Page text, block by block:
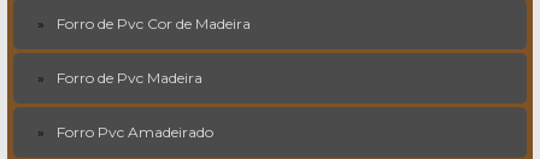
Forro de Pvc Cor de Madeira
Forro de Pvc Madeira
Forro Pvc Amadeirado